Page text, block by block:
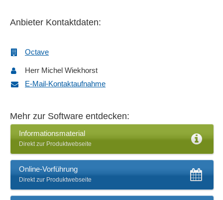
Anbieter Kontaktdaten:
Octave
Herr Michel Wiekhorst
E-Mail-Kontaktaufnahme
Mehr zur Software entdecken:
Informationsmaterial
Direkt zur Produktwebseite
Online-Vorführung
Direkt zur Produktwebseite